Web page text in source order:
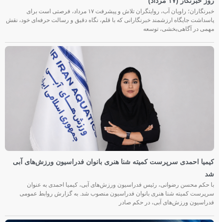
خبرنگاران؛ راویان آب، روایتگران تلاش و پیشرفت ۱۷ مرداد، فرصتی است برای
پاسداشت جایگاه ارزشمند خبرنگارانی که با قلم، نگاه دقیق و رسالت حرفه‌ای خود، نقش
مهمی در آگاهی‌بخشی، توسعه
کیمیا احمدی سرپرست کمیته شنا هنری بانوان فدراسیون ورزش‌های آبی
شد
با حکم محسن رضوانی، رئیس فدراسیون ورزش‌های آبی، کیمیا احمدی به عنوان
سرپرست کمیته شنا هنری بانوان فدراسیون منصوب شد. به گزارش روابط عمومی
فدراسیون ورزش‌های آبی، در حکم صادر